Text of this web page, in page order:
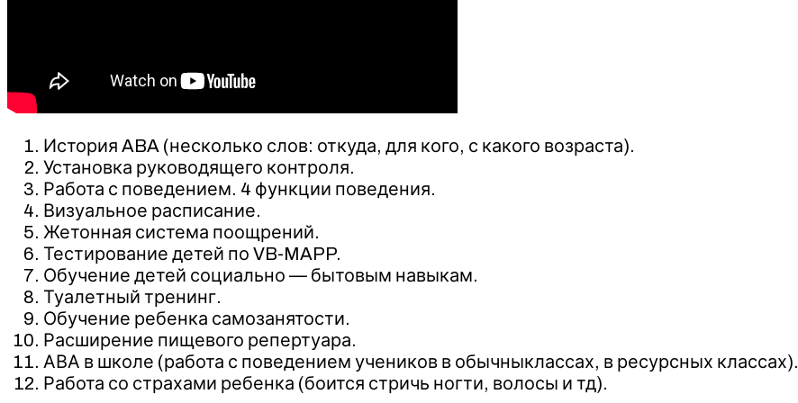
История ABA (несколько слов: откуда, для кого, с какого возраста).
Установка руководящего контроля.
Работа с поведением. 4 функции поведения.
Визуальное расписание.
Жетонная система поощрений.
Тестирование детей по VB-MAPP.
Обучение детей социально — бытовым навыкам.
Туалетный тренинг.
Обучение ребенка самозанятости.
Расширение пищевого репертуара.
АВА в школе (работа с поведением учеников в обычныклассах, в ресурсных классах).
Работа со страхами ребенка (боится стричь ногти, волосы и тд).